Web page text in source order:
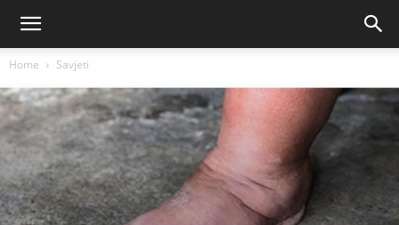
Home Savjeti